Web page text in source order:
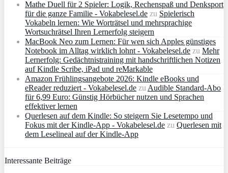
Mathe Duell für 2 Spieler: Logik, Rechenspaß und Denksport
für die ganze Familie - Vokabelesel.de zu Spielerisch
Vokabeln lernen: Wie Worträtsel und mehrsprachige
Wortsuchrätsel Ihren Lernerfolg steigern
MacBook Neo zum Lernen: Für wen sich Apples günstiges
Notebook im Alltag wirklich lohnt - Vokabelesel.de zu Mehr
Lernerfolg: Gedächtnistraining mit handschriftlichen Notizen
auf Kindle Scribe, iPad und reMarkable
Amazon Frühlingsangebote 2026: Kindle eBooks und
eReader reduziert - Vokabelesel.de zu Audible Standard-Abo
für 6,99 Euro: Günstig Hörbücher nutzen und Sprachen
effektiver lernen
Querlesen auf dem Kindle: So steigern Sie Lesetempo und
Fokus mit der Kindle-App - Vokabelesel.de zu Querlesen mit
dem Leselineal auf der Kindle-App
Interessante Beiträge